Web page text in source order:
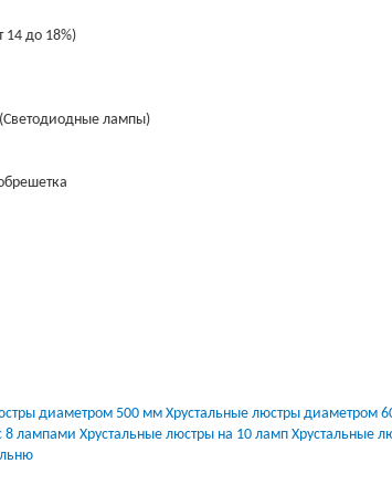
14 до 18%)
лампы)
диаметром 500 мм Хрустальные люстры диаметром
8 лампами Хрустальные люстры на 10 ламп Хрустальные